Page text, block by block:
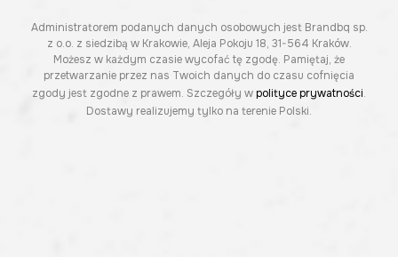
Administratorem podanych danych osobowych jest Brandbq sp.
z o.o. z siedzibą w Krakowie, Aleja Pokoju 18, 31-564 Kraków.
Możesz w każdym czasie wycofać tę zgodę. Pamiętaj, że
przetwarzanie przez nas Twoich danych do czasu cofnięcia
zgody jest zgodne z prawem. Szczegóły w polityce prywatności.
Dostawy realizujemy tylko na terenie Polski.